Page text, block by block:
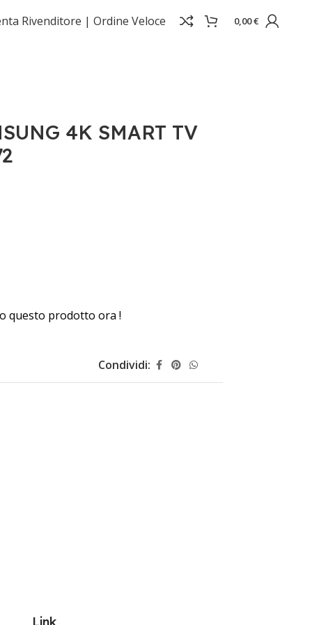
Rivenditore | Ordine Veloce 0,00€
4K SMART TV
questo prodotto ora !
Condividi:
Link